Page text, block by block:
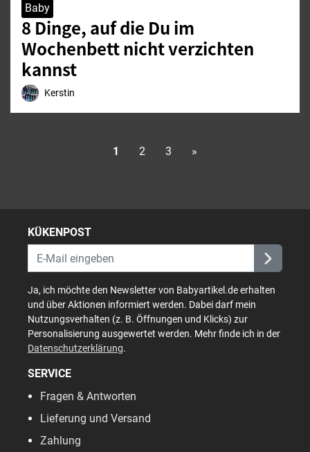
Baby
8 Dinge, auf die Du im
Wochenbett nicht verzichten
kannst
Kerstin
1 2 3 »
KÜKENPOST
Ja, ich möchte den Newsletter von Babyartikel.de erhalten
und über Aktionen informiert werden. Dabei darf mein
Nutzungsverhalten (z. B. Öffnungen und Klicks) zur
Personalisierung ausgewertet werden. Mehr finde ich in der
Datenschutzerklärung.
SERVICE
Fragen & Antworten
Lieferung und Versand
Zahlung